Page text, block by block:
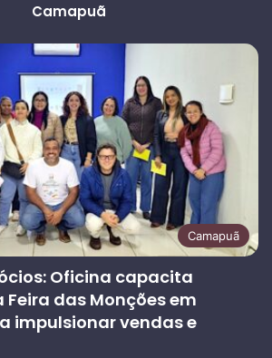
Camapuã
Camapuã
Oficina capacita
das Monções em
impulsionar vendas e